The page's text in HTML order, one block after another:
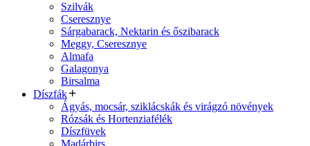
Szilvák
Cseresznye
Sárgabarack, Nektarin és őszibarack
Meggy, Cseresznye
Almafa
Galagonya
Birsalma
Díszfák
Ágyás, mocsár, sziklácskák és virágzó növények
Rózsák és Hortenziafélék
Díszfüvek
Madárbirs